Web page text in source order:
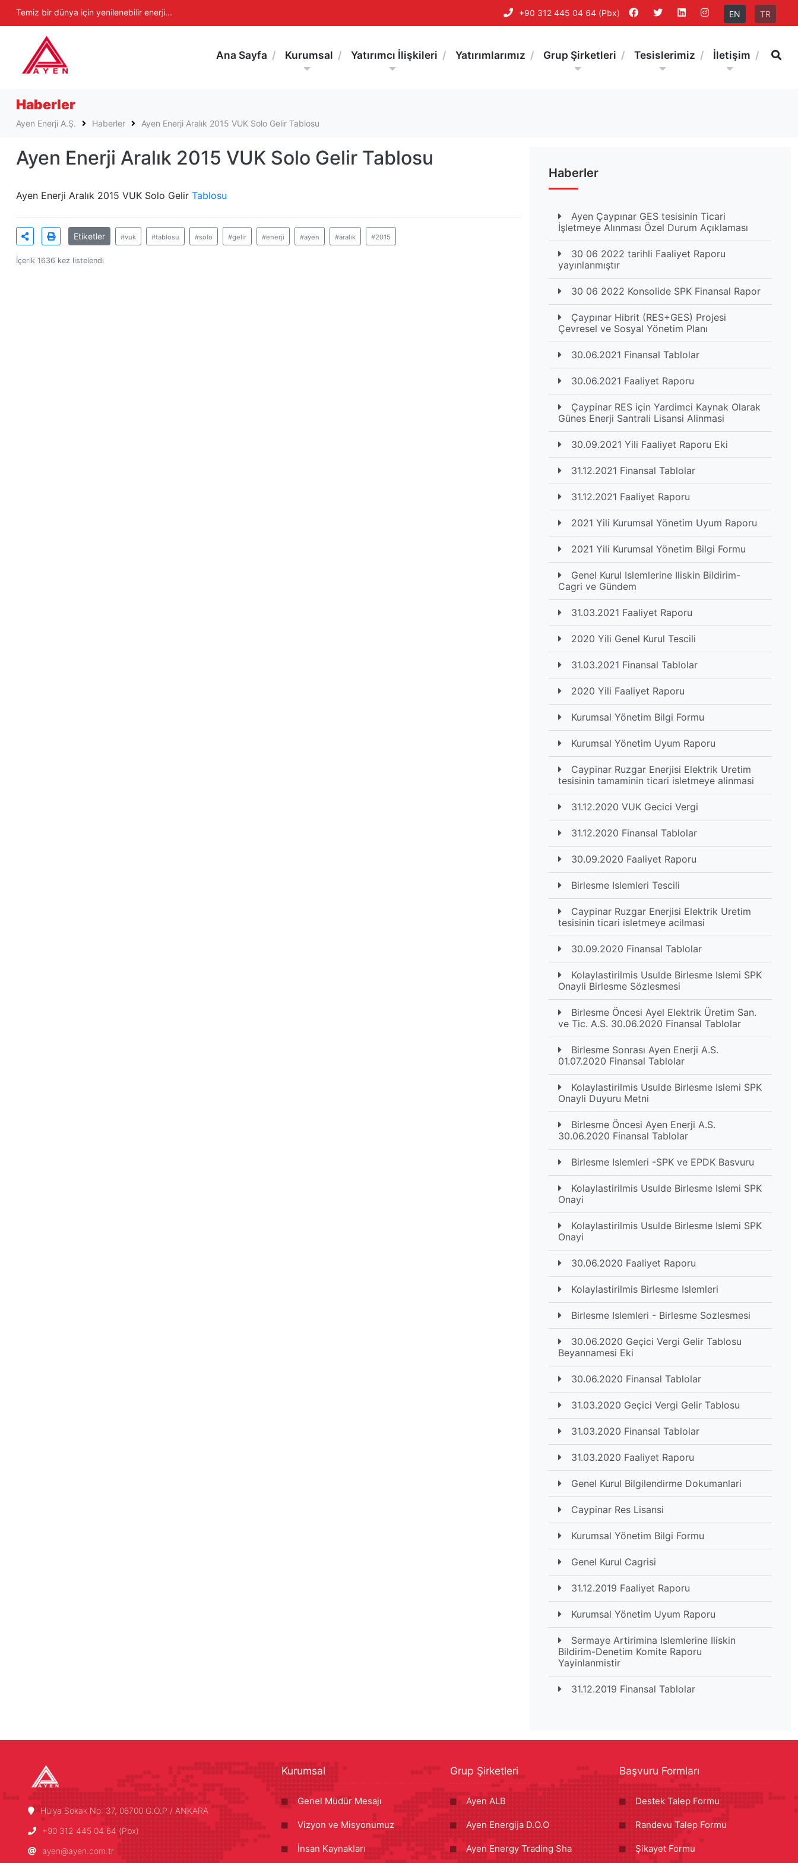
Ayen Enerji A.Ş +90 312 445 04 64 (Pbx) EN TR
Temiz bir dünya için yenilenebilir enerji...
Ana Sayfa Kurumsal Yatırımcı İlişkileri Yatırımlarımız Grup Şirketleri Tesislerimiz İletişim
Haberler
Ayen Enerji A.Ş. Haberler Ayen Enerji Aralık 2015 VUK Solo Gelir Tablosu
Ayen Enerji Aralık 2015 VUK Solo Gelir Tablosu
Ayen Enerji Aralık 2015 VUK Solo Gelir Tablosu
Etiketler #vuk #tablosu #solo #gelir #enerji #ayen #aralık #2015
İçerik 1636 kez listelendi
Haberler
Ayen Çaypınar GES tesisinin Ticari
İşletmeye Alınması Özel Durum Açıklaması
30 06 2022 tarihli Faaliyet Raporu
yayınlanmıştır
30 06 2022 Konsolide SPK Finansal Rapor
Çaypınar Hibrit (RES+GES) Projesi
Çevresel ve Sosyal Yönetim Planı
30.06.2021 Finansal Tablolar
30.06.2021 Faaliyet Raporu
Çaypinar RES için Yardimci Kaynak Olarak
Günes Enerji Santrali Lisansi Alinmasi
30.09.2021 Yili Faaliyet Raporu Eki
31.12.2021 Finansal Tablolar
31.12.2021 Faaliyet Raporu
2021 Yili Kurumsal Yönetim Uyum Raporu
2021 Yili Kurumsal Yönetim Bilgi Formu
Genel Kurul Islemlerine Iliskin Bildirim-
Cagri ve Gündem
31.03.2021 Faaliyet Raporu
2020 Yili Genel Kurul Tescili
31.03.2021 Finansal Tablolar
2020 Yili Faaliyet Raporu
Kurumsal Yönetim Bilgi Formu
Kurumsal Yönetim Uyum Raporu
Caypinar Ruzgar Enerjisi Elektrik Uretim
tesisinin tamaminin ticari isletmeye alinmasi
31.12.2020 VUK Gecici Vergi
31.12.2020 Finansal Tablolar
30.09.2020 Faaliyet Raporu
Birlesme Islemleri Tescili
Caypinar Ruzgar Enerjisi Elektrik Uretim
tesisinin ticari isletmeye acilmasi
30.09.2020 Finansal Tablolar
Kolaylastirilmis Usulde Birlesme Islemi SPK
Onayli Birlesme Sözlesmesi
Birlesme Öncesi Ayel Elektrik Üretim San.
ve Tic. A.S. 30.06.2020 Finansal Tablolar
Birlesme Sonrası Ayen Enerji A.S.
01.07.2020 Finansal Tablolar
Kolaylastirilmis Usulde Birlesme Islemi SPK
Onayli Duyuru Metni
Birlesme Öncesi Ayen Enerji A.S.
30.06.2020 Finansal Tablolar
Birlesme Islemleri -SPK ve EPDK Basvuru
Kolaylastirilmis Usulde Birlesme Islemi SPK
Onayi
Kolaylastirilmis Usulde Birlesme Islemi SPK
Onayi
30.06.2020 Faaliyet Raporu
Kolaylastirilmis Birlesme Islemleri
Birlesme Islemleri - Birlesme Sozlesmesi
30.06.2020 Geçici Vergi Gelir Tablosu
Beyannamesi Eki
30.06.2020 Finansal Tablolar
31.03.2020 Geçici Vergi Gelir Tablosu
31.03.2020 Finansal Tablolar
31.03.2020 Faaliyet Raporu
Genel Kurul Bilgilendirme Dokumanlari
Caypinar Res Lisansi
Kurumsal Yönetim Bilgi Formu
Genel Kurul Cagrisi
31.12.2019 Faaliyet Raporu
Kurumsal Yönetim Uyum Raporu
Sermaye Artirimina Islemlerine Iliskin
Bildirim-Denetim Komite Raporu
Yayinlanmistir
31.12.2019 Finansal Tablolar
Hülya Sokak No: 37, 06700 G.O.P / ANKARA
+90 312 445 04 64 (Pbx)
ayen@ayen.com.tr
Kurumsal
Genel Müdür Mesajı
Vizyon ve Misyonumuz
İnsan Kaynakları
Grup Şirketleri
Ayen ALB
Ayen Energija D.O.O
Ayen Energy Trading Sha
Başvuru Formları
Destek Talep Formu
Randevu Talep Formu
Şikayet Formu